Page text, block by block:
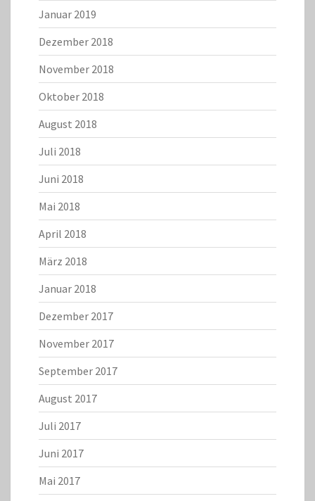
Januar 2019
Dezember 2018
November 2018
Oktober 2018
August 2018
Juli 2018
Juni 2018
Mai 2018
April 2018
März 2018
Januar 2018
Dezember 2017
November 2017
September 2017
August 2017
Juli 2017
Juni 2017
Mai 2017